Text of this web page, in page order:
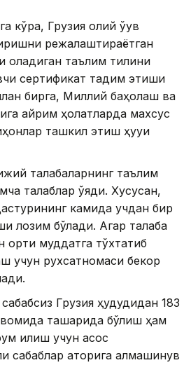
кўра, Грузия олий ўқув
режалаштираётган
оладиган таълим тилини
сертификат тақдим этиши
бирга, Миллий баҳолаш ва
айрим ҳолатларда махсус
ташкил этиш ҳуқуқи
талабаларнинг таълим
талаблар қўяди. Хусусан,
камида учдан бир
лозим бўлади. Агар талаба
муддатга тўхтатиб
учун рухсатномаси бекор
Грузия ҳудудидан 183
ташқарида бўлиш ҳам
қилиш учун асос
сабаблар қаторига алмашинув